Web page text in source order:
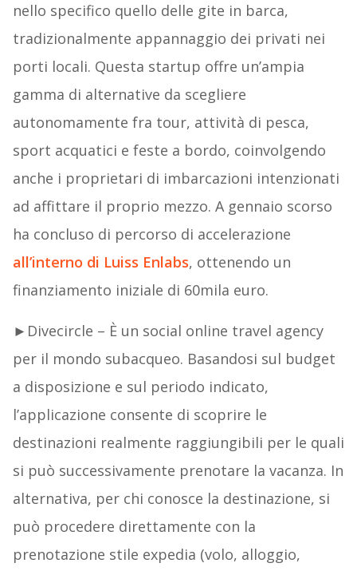
nello specifico quello delle gite in barca,
tradizionalmente appannaggio dei privati nei
porti locali. Questa startup offre un’ampia
gamma di alternative da scegliere
autonomamente fra tour, attività di pesca,
sport acquatici e feste a bordo, coinvolgendo
anche i proprietari di imbarcazioni intenzionati
ad affittare il proprio mezzo. A gennaio scorso
ha concluso di percorso di accelerazione
all’interno di Luiss Enlabs, ottenendo un
finanziamento iniziale di 60mila euro.
►Divecircle – È un social online travel agency
per il mondo subacqueo. Basandosi sul budget
a disposizione e sul periodo indicato,
l’applicazione consente di scoprire le
destinazioni realmente raggiungibili per le quali
si può successivamente prenotare la vacanza. In
alternativa, per chi conosce la destinazione, si
può procedere direttamente con la
prenotazione stile expedia (volo, alloggio,